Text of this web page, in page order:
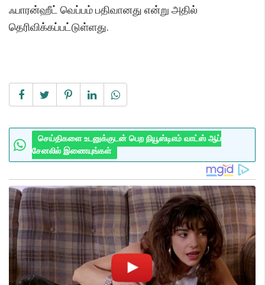
ஃபாரன்ஹீட் வெப்பம் பதிவானது என்று அதில்
தெரிவிக்கப்பட்டுள்ளது.
செய்திகளை உடனுக்குடன் பெற நியூஸ்டிஎம் வாட்ஸ் ஆப்
சேனலில் இணையுங்கள்